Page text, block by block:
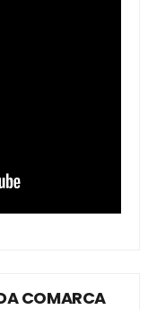
COMARCA